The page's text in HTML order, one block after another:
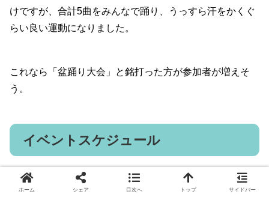
けですが、合計5曲をみんなで踊り、うっすら汗をかくぐ
らい良い運動になりました。
これなら「盆踊り大会」と銘打った方が参加者が増えそ
う。
イベントスケジュール
ホーム シェア 目次へ トップ サイドバー